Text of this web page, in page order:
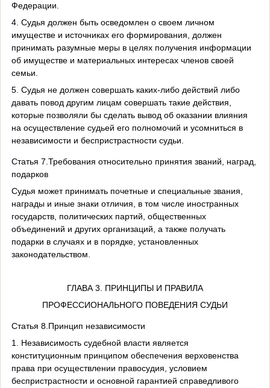
Федерации.
4. Судья должен быть осведомлен о своем личном
имуществе и источниках его формирования, должен
принимать разумные меры в целях получения информации
об имуществе и материальных интересах членов своей
семьи.
5. Судья не должен совершать каких-либо действий либо
давать повод другим лицам совершать такие действия,
которые позволяли бы сделать вывод об оказании влияния
на осуществление судьей его полномочий и усомниться в
независимости и беспристрастности судьи.
Статья 7.Требования относительно принятия званий, наград,
подарков
Судья может принимать почетные и специальные звания,
награды и иные знаки отличия, в том числе иностранных
государств, политических партий, общественных
объединений и других организаций, а также получать
подарки в случаях и в порядке, установленных
законодательством.
ГЛАВА 3. ПРИНЦИПЫ И ПРАВИЛА
ПРОФЕССИОНАЛЬНОГО ПОВЕДЕНИЯ СУДЬИ
Статья 8.Принцип независимости
1. Независимость судебной власти является
конституционным принципом обеспечения верховенства
права при осуществлении правосудия, условием
беспристрастности и основной гарантией справедливого